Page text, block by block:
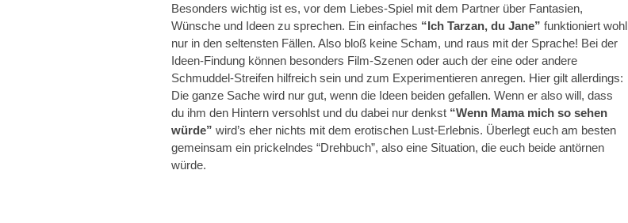
Besonders wichtig ist es, vor dem Liebes-Spiel mit dem Partner über Fantasien,
Wünsche und Ideen zu sprechen. Ein einfaches “Ich Tarzan, du Jane” funktioniert wohl
nur in den seltensten Fällen. Also bloß keine Scham, und raus mit der Sprache! Bei der
Ideen-Findung können besonders Film-Szenen oder auch der eine oder andere
Schmuddel-Streifen hilfreich sein und zum Experimentieren anregen. Hier gilt allerdings:
Die ganze Sache wird nur gut, wenn die Ideen beiden gefallen. Wenn er also will, dass
du ihm den Hintern versohlst und du dabei nur denkst “Wenn Mama mich so sehen
würde” wird’s eher nichts mit dem erotischen Lust-Erlebnis. Überlegt euch am besten
gemeinsam ein prickelndes “Drehbuch”, also eine Situation, die euch beide antörnen
würde.